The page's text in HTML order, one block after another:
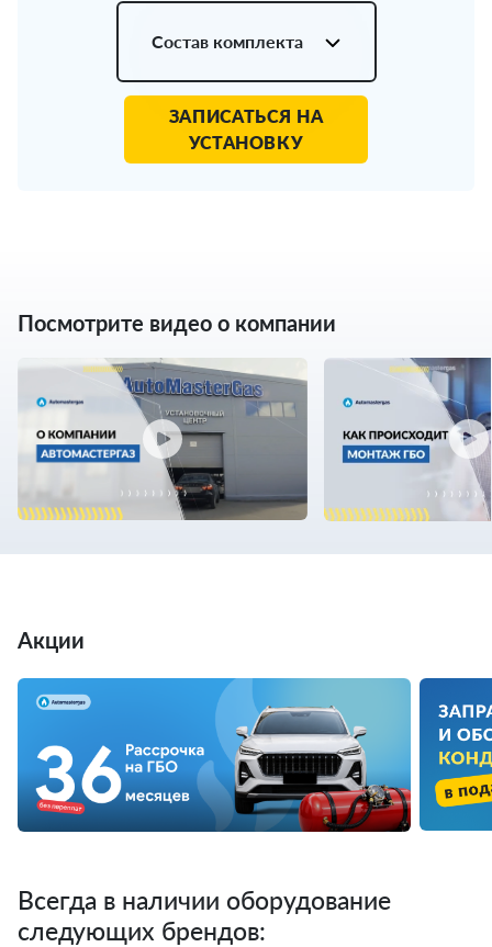
Состав комплекта
ЗАПИСАТЬСЯ НА
УСТАНОВКУ
Посмотрите видео о компании
Акции
Всегда в наличии оборудование
следующих брендов: